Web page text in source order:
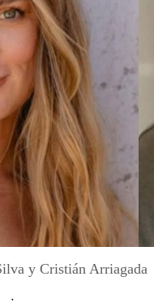
y Cristián Arriagada